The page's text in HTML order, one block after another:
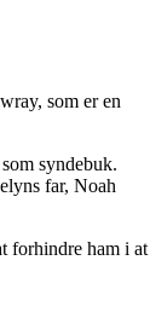
som er en
syndebuk.
far, Noah
forhindre ham i at